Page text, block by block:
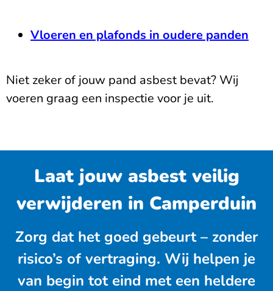
Vloeren en plafonds in oudere panden
Niet zeker of jouw pand asbest bevat? Wij
voeren graag een inspectie voor je uit.
Laat jouw asbest veilig
verwijderen in Camperduin
Zorg dat het goed gebeurt – zonder
risico’s of vertraging. Wij helpen je
van begin tot eind met een heldere